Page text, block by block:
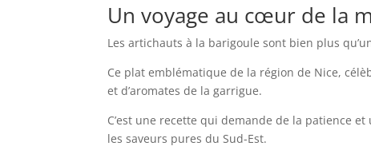
Un voyage au cœur de la
Les artichauts à la barigoule sont bien plus
Ce plat emblématique de la région de Nice,
et d’aromates de la garrigue.
C’est une recette qui demande de la patience
les saveurs pures du Sud-Est.